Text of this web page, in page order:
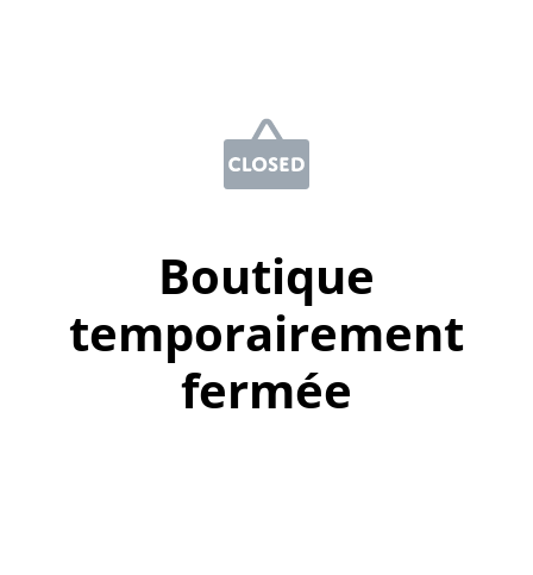
Boutique
temporairement
fermée